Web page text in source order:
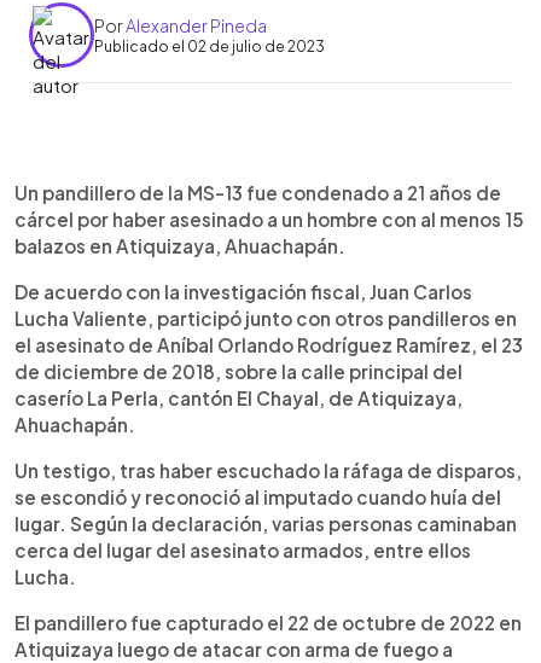
PorAlexander Pineda
Publicado el 02 de julio de 2023
► Escuchar artículo
Un pandillero de la MS-13 fue condenado a 21 años de
cárcel por haber asesinado a un hombre con al menos 15
balazos en Atiquizaya, Ahuachapán.
De acuerdo con la investigación fiscal, Juan Carlos
Lucha Valiente, participó junto con otros pandilleros en
el asesinato de Aníbal Orlando Rodríguez Ramírez, el 23
de diciembre de 2018, sobre la calle principal del
caserío La Perla, cantón El Chayal, de Atiquizaya,
Ahuachapán.
Un testigo, tras haber escuchado la ráfaga de disparos,
se escondió y reconoció al imputado cuando huía del
lugar. Según la declaración, varias personas caminaban
cerca del lugar del asesinato armados, entre ellos
Lucha.
El pandillero fue capturado el 22 de octubre de 2022 en
Atiquizaya luego de atacar con arma de fuego a